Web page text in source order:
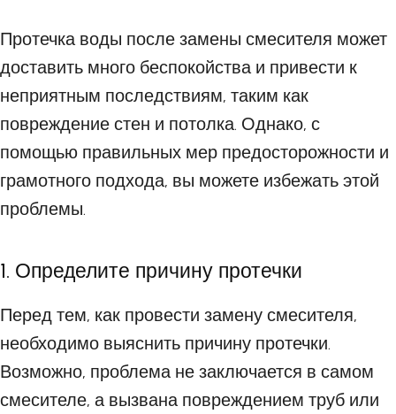
Протечка воды после замены смесителя может
доставить много беспокойства и привести к
неприятным последствиям, таким как
повреждение стен и потолка. Однако, с
помощью правильных мер предосторожности и
грамотного подхода, вы можете избежать этой
проблемы.
1. Определите причину протечки
Перед тем, как провести замену смесителя,
необходимо выяснить причину протечки.
Возможно, проблема не заключается в самом
смесителе, а вызвана повреждением труб или